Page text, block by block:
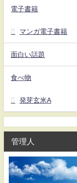
電子書籍
マンガ電子書籍
面白い話題
食べ物
発芽玄米A
管理人